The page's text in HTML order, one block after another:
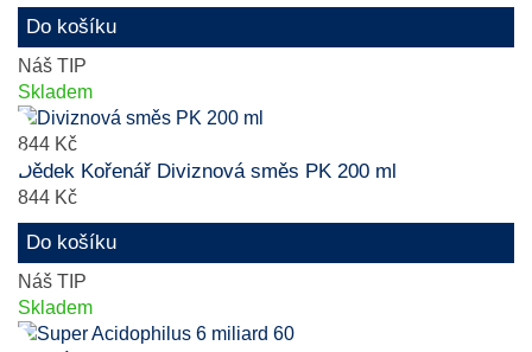
Do košíku
Náš TIP
Skladem
844 Kč
Dědek Kořenář Diviznová směs PK 200 ml
844 Kč
Do košíku
Náš TIP
Skladem